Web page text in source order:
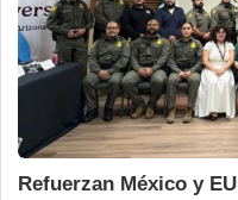
Refuerzan México y